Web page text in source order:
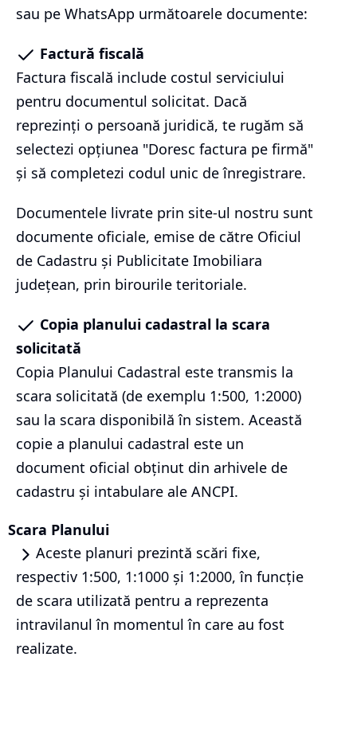
sau pe WhatsApp următoarele documente:
Factură fiscală
Factura fiscală include costul serviciului
pentru documentul solicitat. Dacă
reprezinți o persoană juridică, te rugăm să
selectezi opțiunea "Doresc factura pe firmă"
și să completezi codul unic de înregistrare.
Documentele livrate prin site-ul nostru sunt
documente oficiale, emise de către Oficiul
de Cadastru și Publicitate Imobiliara
județean, prin birourile teritoriale.
Copia planului cadastral la scara
solicitată
Copia Planului Cadastral este transmis la
scara solicitată (de exemplu 1:500, 1:2000)
sau la scara disponibilă în sistem. Această
copie a planului cadastral este un
document oficial obținut din arhivele de
cadastru și intabulare ale ANCPI.
Scara Planului
Aceste planuri prezintă scări fixe,
respectiv 1:500, 1:1000 și 1:2000, în funcție
de scara utilizată pentru a reprezenta
intravilanul în momentul în care au fost
realizate.